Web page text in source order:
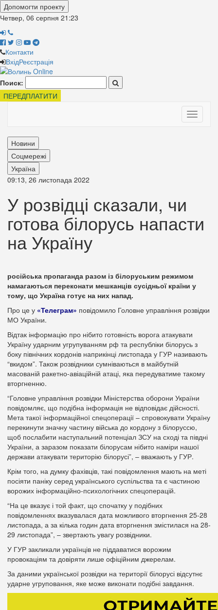
Допомогти проекту
Четвер, 06 серпня 21:23
Контакти
ВхідРеєстрація
Поиск:
ПЕРЕДПЛАТИТИ
Toggle
Новини
Соцмережі
Україна
09:13, 26 листопада 2022
У розвідці сказали, чи
готова білорусь напасти
на Україну
російська пропаганда разом із білоруським режимом
намагаються переконати мешканців сусідньої країни у
тому, що Україна готує на них напад.
Про це у «Телеграм» повідомило Головне управління розвідки
МО України.
Відтак інформацію про нібито готовність ворога атакувати
Україну ударним угрупуванням рф та республіки білорусь з
боку північних кордонів наприкінці листопада у ГУР називають
“вкидом”. Також розвідники сумніваються в майбутній
масованій ракетно-авіаційній атаці, яка передуватиме такому
вторгненню.
“Головне управління розвідки Міністерства оборони України
повідомляє, що подібна інформація не відповідає дійсності.
Мета такої інформаційної спецоперації – спровокувати Україну
перекинути значну частину війська до кордону з білоруссю,
щоб послабити наступальний потенціал ЗСУ на сході та півдні
України, а заразом показати білорусам нібито наміри нашої
держави атакувати територію білорусі”, – вважають у ГУР.
Крім того, на думку фахівців, такі повідомлення мають на меті
посіяти паніку серед українського суспільства та є частиною
ворожих інформаційно-психологічних спецоперацій.
“На це вказує і той факт, що спочатку у подібних
повідомленнях вказувалася дата можливого вторгнення 25-28
листопада, а за кілька годин дата вторгнення змістилася на 28-
29 листопада”, – звертають увагу розвідники.
У ГУР закликали українців не піддаватися ворожим
провокаціям та довіряти лише офіційним джерелам.
За даними української розвідки на території білорусі відсутнє
ударне угруповання, яке може виконати подібні завдання.